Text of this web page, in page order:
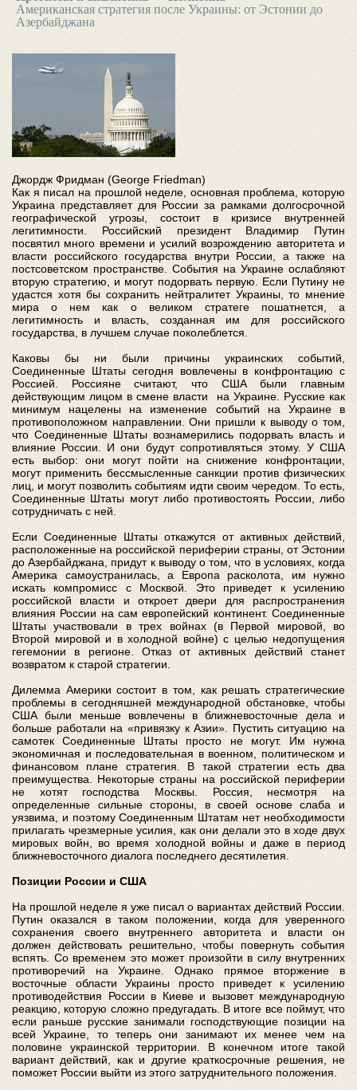
Американская стратегия после Украины: от Эстонии до
Азербайджана
Джордж Фридман (George Friedman)
Как я писал на прошлой неделе, основная проблема, которую
Украина представляет для России за рамками долгосрочной
географической угрозы, состоит в кризисе внутренней
легитимности. Российский президент Владимир Путин
посвятил много времени и усилий возрождению авторитета и
власти российского государства внутри России, а также на
постсоветском пространстве. События на Украине ослабляют
вторую стратегию, и могут подорвать первую. Если Путину не
удастся хотя бы сохранить нейтралитет Украины, то мнение
мира о нем как о великом стратеге пошатнется, а
легитимность и власть, созданная им для российского
государства, в лучшем случае поколеблется.
Каковы бы ни были причины украинских событий,
Соединенные Штаты сегодня вовлечены в конфронтацию с
Россией. Россияне считают, что США были главным
действующим лицом в смене власти на Украине. Русские как
минимум нацелены на изменение событий на Украине в
противоположном направлении. Они пришли к выводу о том,
что Соединенные Штаты вознамерились подорвать власть и
влияние России. И они будут сопротивляться этому. У США
есть выбор: они могут пойти на снижение конфронтации,
могут применить бессмысленные санкции против физических
лиц, и могут позволить событиям идти своим чередом. То есть,
Соединенные Штаты могут либо противостоять России, либо
сотрудничать с ней.
Если Соединенные Штаты откажутся от активных действий,
расположенные на российской периферии страны, от Эстонии
до Азербайджана, придут к выводу о том, что в условиях, когда
Америка самоустранилась, а Европа расколота, им нужно
искать компромисс с Москвой. Это приведет к усилению
российской власти и откроет двери для распространения
влияния России на сам европейский континент. Соединенные
Штаты участвовали в трех войнах (в Первой мировой, во
Второй мировой и в холодной войне) с целью недопущения
гегемонии в регионе. Отказ от активных действий станет
возвратом к старой стратегии.
Дилемма Америки состоит в том, как решать стратегические
проблемы в сегодняшней международной обстановке, чтобы
США были меньше вовлечены в ближневосточные дела и
больше работали на «привязку к Азии». Пустить ситуацию на
самотек Соединенные Штаты просто не могут. Им нужна
экономичная и последовательная в военном, политическом и
финансовом плане стратегия. В такой стратегии есть два
преимущества. Некоторые страны на российской периферии
не хотят господства Москвы. Россия, несмотря на
определенные сильные стороны, в своей основе слаба и
уязвима, и поэтому Соединенным Штатам нет необходимости
прилагать чрезмерные усилия, как они делали это в ходе двух
мировых войн, во время холодной войны и даже в период
ближневосточного диалога последнего десятилетия.
Позиции России и США
На прошлой неделе я уже писал о вариантах действий России.
Путин оказался в таком положении, когда для уверенного
сохранения своего внутреннего авторитета и власти он
должен действовать решительно, чтобы повернуть события
вспять. Со временем это может произойти в силу внутренних
противоречий на Украине. Однако прямое вторжение в
восточные области Украины просто приведет к усилению
противодействия России в Киеве и вызовет международную
реакцию, которую сложно предугадать. В итоге все поймут, что
если раньше русские занимали господствующие позиции на
всей Украине, то теперь они занимают их менее чем на
половине украинской территории. В конечном итоге такой
вариант действий, как и другие краткосрочные решения, не
поможет России выйти из этого затруднительного положения.